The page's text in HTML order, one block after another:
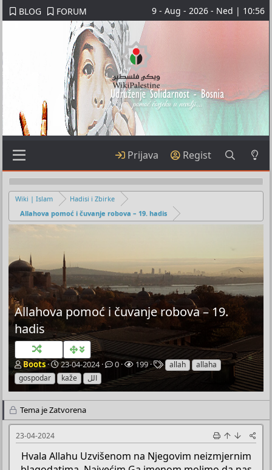
BLOG FORUM 9 - Aug - 2026 - Ned | 10:56
Prijava Regist
Wiki | Islam
Hadisi i Zbirke
Allahova pomoć i čuvanje robova – 19. hadis
Allahova pomoć i čuvanje robova – 19.
hadis
P
o
k
e
t
č
T
e
Boots
P
o
č
t
n
t
23-04-2024
O
g
o
0
P
r
e
e
199
O
z
e
allah
allaha
gospodar
kaže الل
Tema je Zatvorena
23-04-2024
Hvala Allahu Uzvišenom na Njegovim neizmjernim